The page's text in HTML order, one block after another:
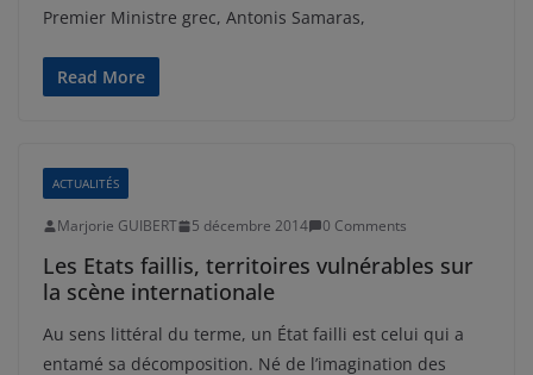
Premier Ministre grec, Antonis Samaras,
Read More
ACTUALITÉS
Marjorie GUIBERT 5 décembre 2014 0 Comments
Les Etats faillis, territoires vulnérables sur
la scène internationale
Au sens littéral du terme, un État failli est celui qui a
entamé sa décomposition. Né de l’imagination des